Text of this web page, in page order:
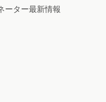
ーター最新情報